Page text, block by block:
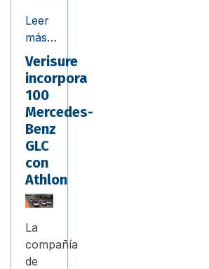
Leer
más…
Verisure
incorpora
100
Mercedes-
Benz
GLC
con
Athlon
La
compañía
de